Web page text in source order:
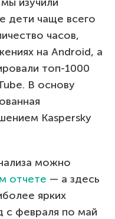
дети чаще всего
часов,
на Android, а
топ-1000
В основу
Kaspersky
можно
отчете — а здесь
ярких
с февраля по май